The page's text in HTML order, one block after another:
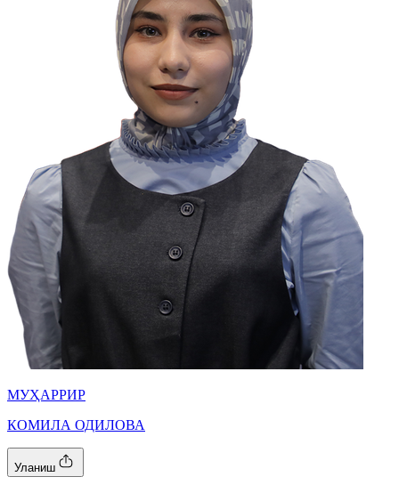
МУҲАРРИР
КОМИЛА ОДИЛОВА
Уланиш